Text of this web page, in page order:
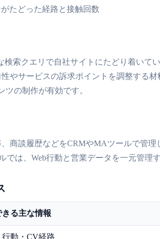
たどった経路と接触回数
検索クエリで自社サイトにたどり着い
やサービスの訴求ポイントを調整する
の制作が有効です。
商談履歴などをCRMやMAツールで管
では、Web行動と営業データを一元管理
きる主な情報
行動・CV経路